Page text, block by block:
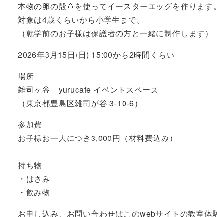
本物の卵の殻🥚を使ってイースターエッグを作ります。
対象は4歳くらいから小学生まで。
（就学前のお子様は保護者の方と一緒に制作します）
2026年3月15日(日) 15:00から2時間くらい
場所
雑司ヶ谷 yurucafe イベントスペース
（東京都豊島区雑司が谷 3-10-6）
参加費
お子様お一人につき3,000円（材料費込み）
持ち物
・はさみ
・飲み物
お申し込み、お問い合わせはこのwebサイトの教室